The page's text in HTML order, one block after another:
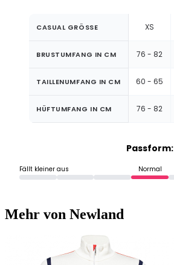
CASUAL GRÖSSE XS
BRUSTUMFANG IN CM 76 - 82
TAILLENUMFANG IN CM 60 - 65
HÜFTUMFANG IN CM 76 - 82
Passform:
Fällt kleiner aus Normal
Mehr von Newland